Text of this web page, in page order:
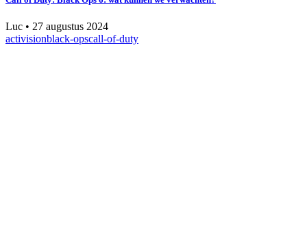
Luc • 27 augustus 2024
activisionblack-opscall-of-duty